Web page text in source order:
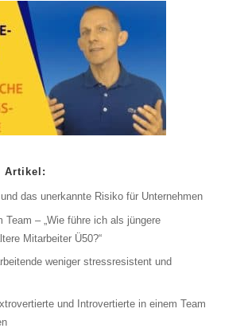
Artikel:
das unerkannte Risiko für Unternehmen
Team – „Wie führe ich als jüngere
Mitarbeiter Ü50?“
weniger stressresistent und
und Introvertierte in einem Team